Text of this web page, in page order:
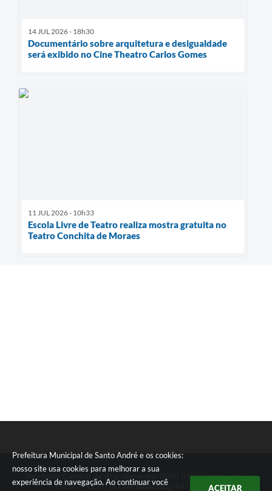
Prefeitura Municipal de Santo André e os cookies:
nosso site usa cookies para melhorar a sua
experiência de navegação. Ao continuar você
ACEITAR
14 JUL 2026 - 18h30
Documentário sobre arquitetura e desigualdade
será exibido no Cine Theatro Carlos Gomes
11 JUL 2026 - 10h33
Escola Livre de Teatro realiza mostra gratuita no
Teatro Conchita de Moraes
Telefone: Central de Atendimento: 0800 019 19 44 ou 156
PABX: 4433-0111 ou Whatsapp 4433-0123